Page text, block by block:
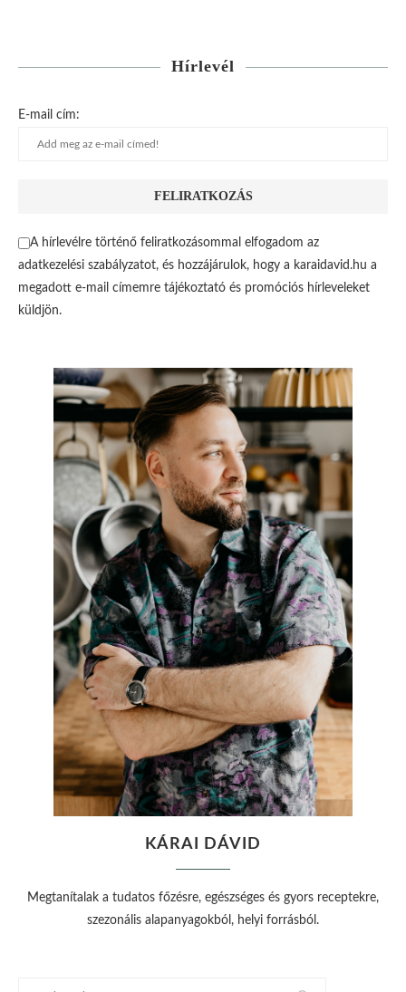
Hírlevél
E-mail cím:
A hírlevélre történő feliratkozásommal elfogadom az
adatkezelési szabályzatot, és hozzájárulok, hogy a karaidavid.hu a
megadott e-mail címemre tájékoztató és promóciós hírleveleket
küldjön.
KÁRAI DÁVID
Megtanítalak a tudatos főzésre, egészséges és gyors receptekre,
szezonális alapanyagokból, helyi forrásból.